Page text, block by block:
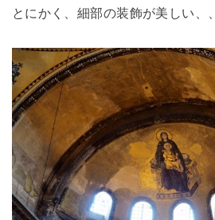
とにかく、細部の装飾が美しい、、